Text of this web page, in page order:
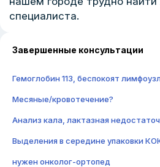
специалиста.
Завершенные консультации
Гемоглобин 113, беспокоят
Месяные/кровотечение?
Анализ кала, лактазная
Выделения в середине упаковки
нужен онколог-ортопед